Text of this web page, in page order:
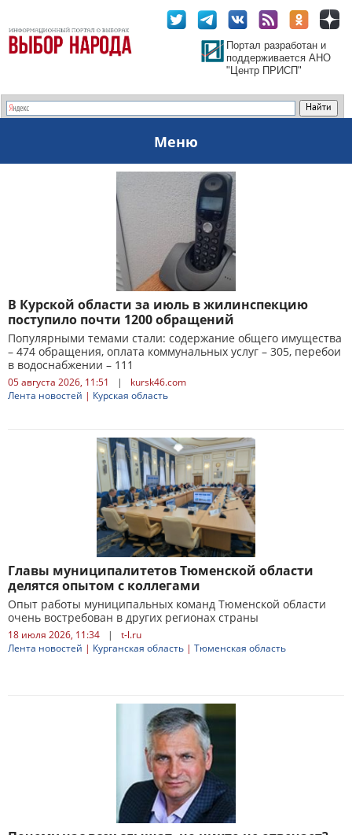
Портал разработан и
поддерживается АНО
"Центр ПРИСП"
Меню
В Курской области за июль в жилинспекцию
поступило почти 1200 обращений
Популярными темами стали: содержание общего имущества
– 474 обращения, оплата коммунальных услуг – 305, перебои
в водоснабжении – 111
05 августа 2026, 11:51 |
kursk46.com
Лента новостей | Курская область
Главы муниципалитетов Тюменской области
делятся опытом с коллегами
Опыт работы муниципальных команд Тюменской области
очень востребован в других регионах страны
18 июля 2026, 11:34 |
t-l.ru
Лента новостей | Курганская область | Тюменская область